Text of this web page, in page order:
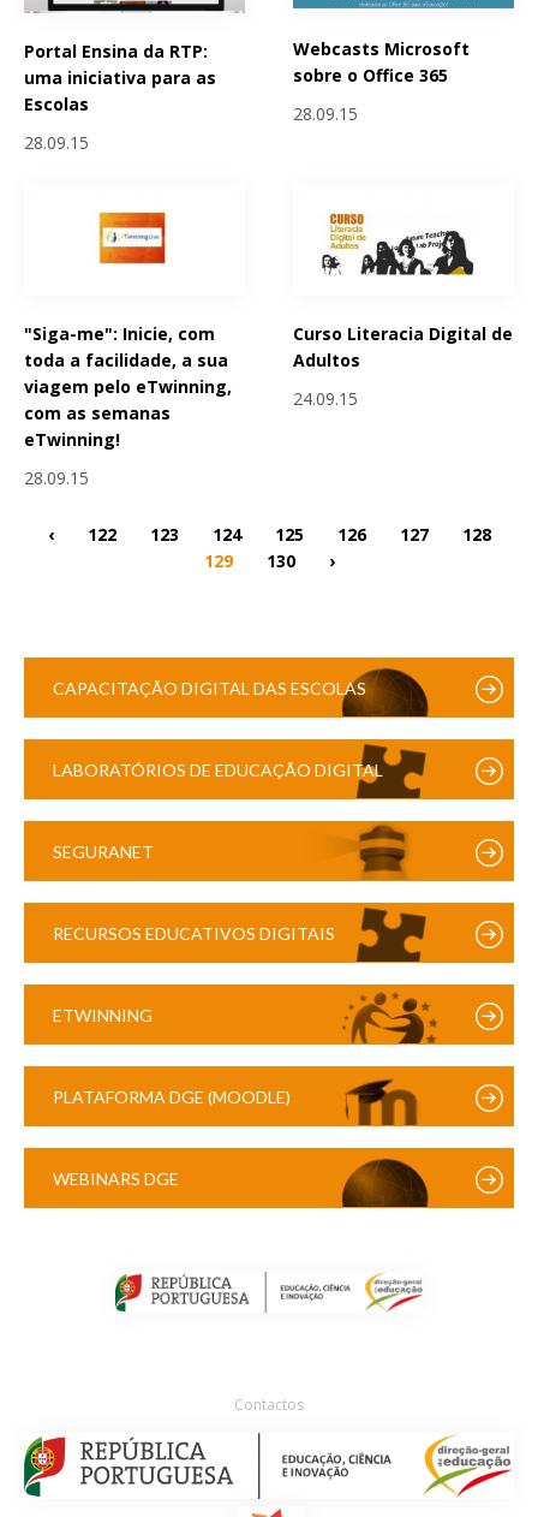
Portal Ensina da RTP:
uma iniciativa para as
Escolas
28.09.15
Webcasts Microsoft
sobre o Office 365
28.09.15
"Siga-me": Inicie, com
toda a facilidade, a sua
viagem pelo eTwinning,
com as semanas
eTwinning!
28.09.15
Curso Literacia Digital de
Adultos
24.09.15
‹ 122 123 124 125 126 127
128
129
130 ›
CAPACITAÇÃO DIGITAL DAS ESCOLAS
LABORATÓRIOS DE EDUCAÇÃO DIGITAL
SEGURANET
RECURSOS EDUCATIVOS DIGITAIS
ETWINNING
PLATAFORMA DGE (MOODLE)
WEBINARS DGE
Contactos